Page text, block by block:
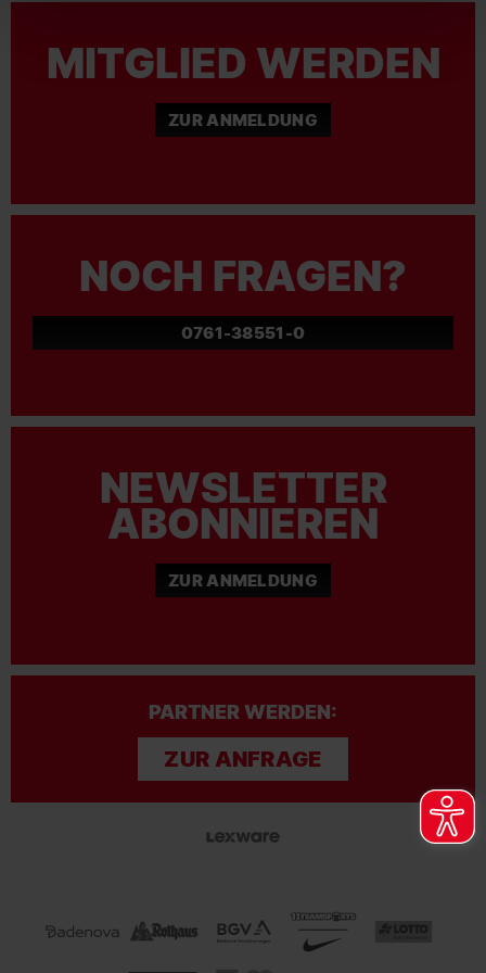
MITGLIED WERDEN
ZUR ANMELDUNG
NOCH FRAGEN?
0761-38551-0
NEWSLETTER
ABONNIEREN
ZUR ANMELDUNG
PARTNER WERDEN:
ZUR ANFRAGE